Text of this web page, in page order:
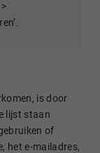
is door
lijst staan
of
het e-mailadres,